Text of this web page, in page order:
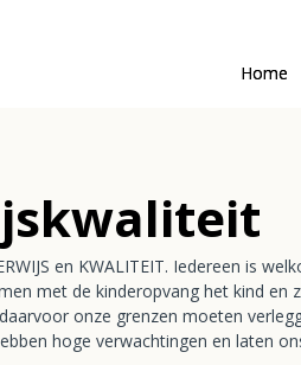
Home
en KWALITEIT. Iedereen is
met de kinderopvang het kind en
onze grenzen moeten
hoge verwachtingen en laten